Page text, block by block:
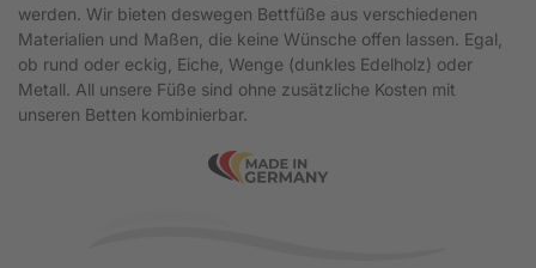
werden. Wir bieten deswegen Bettfüße aus verschiedenen
Materialien und Maßen, die keine Wünsche offen lassen. Egal,
ob rund oder eckig, Eiche, Wenge (dunkles Edelholz) oder
Metall. All unsere Füße sind ohne zusätzliche Kosten mit
unseren Betten kombinierbar.